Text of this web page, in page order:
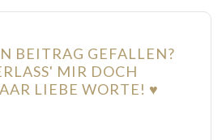
BEITRAG GEFALLEN?
MIR DOCH
LIEBE WORTE! ♥